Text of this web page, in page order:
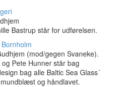
Bastrup står for udførelsen.
(mod/gegen Svaneke).
Pete Hunner står bag
bag alle Baltic Sea Glass´
og håndlavet.